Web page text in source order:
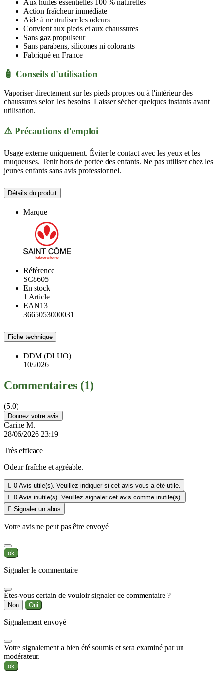
Aux huiles essentielles 100 % naturelles
Action fraîcheur immédiate
Aide à neutraliser les odeurs
Convient aux pieds et aux chaussures
Sans gaz propulseur
Sans parabens, silicones ni colorants
Fabriqué en France
🧴 Conseils d'utilisation
Vaporiser directement sur les pieds propres ou à l'intérieur des
chaussures selon les besoins. Laisser sécher quelques instants avant
utilisation.
⚠️ Précautions d'emploi
Usage externe uniquement. Éviter le contact avec les yeux et les
muqueuses. Tenir hors de portée des enfants. Ne pas utiliser chez les
jeunes enfants sans avis professionnel.
Détails du produit
Marque
Référence
SC8605
En stock
1 Article
EAN13
3665053000031
Fiche technique
DDM (DLUO)
10/2026
Commentaires (1)
(5.0)
Donnez votre avis
Carine M.
28/06/2026 23:19
Très efficace
Odeur fraîche et agréable.
 0 Avis utile(s). Veuillez indiquer si cet avis vous a été utile.
 0 Avis inutile(s). Veuillez signaler cet avis comme inutile(s).
 Signaler un abus
Votre avis ne peut pas être envoyé
ok
Signaler le commentaire
Êtes-vous certain de vouloir signaler ce commentaire ?
Non Oui
Signalement envoyé
Votre signalement a bien été soumis et sera examiné par un
modérateur.
ok